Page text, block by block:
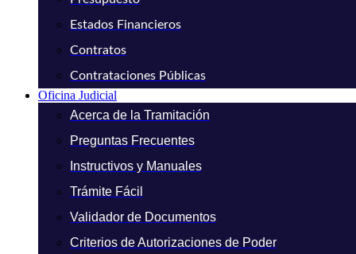
Estados Financieros
Contratos
Contrataciones Públicas
Oficina Judicial
Acerca de la Tramitación
Preguntas Frecuentes
Instructivos y Manuales
Trámite Fácil
Validador de Documentos
Criterios de Autorizaciones de Poder